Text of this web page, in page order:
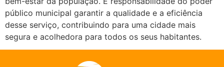
público municipal garantir a qualidade e a eficiência
desse serviço, contribuindo para uma cidade mais
segura e acolhedora para todos os seus habitantes.